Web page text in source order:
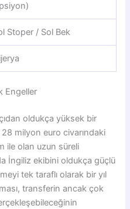
Stoper / Sol Bek
Engeller
oldukça yüksek bir
milyon euro civarındaki
ile olan uzun süreli
İngiliz ekibini oldukça güçlü
tek taraflı olarak bir yıl
transferin ancak çok